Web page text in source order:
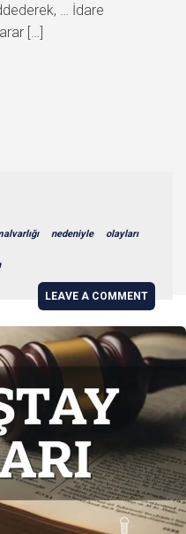
… İdare
[…]
nedeniyle olayları
LEAVE A COMMENT